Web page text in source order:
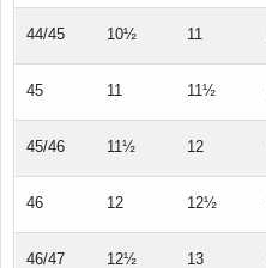
44/45 10½ 11
45 11 11½
45/46 11½ 12
46 12 12½
46/47 12½ 13